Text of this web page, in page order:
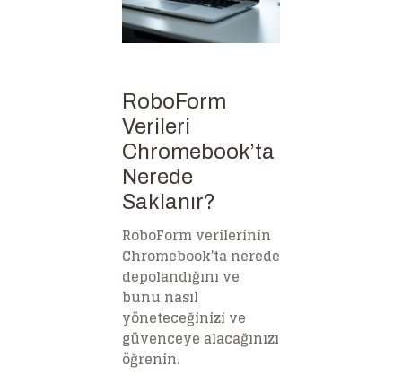
RoboForm
Verileri
Chromebook’ta
Nerede
Saklanır?
RoboForm verilerinin
Chromebook’ta nerede
depolandığını ve
bunu nasıl
yöneteceğinizi ve
güvenceye alacağınızı
öğrenin.